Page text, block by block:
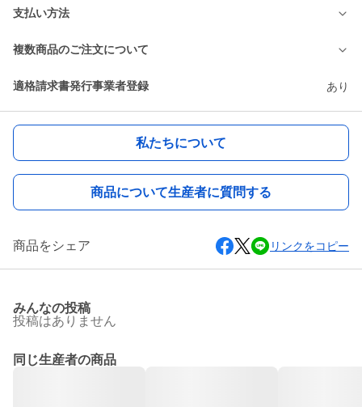
支払い方法
複数商品のご注文について
適格請求書発行事業者登録 あり
私たちについて
商品について生産者に質問する
商品をシェア リンクをコピー
みんなの投稿
投稿はありません
同じ生産者の商品